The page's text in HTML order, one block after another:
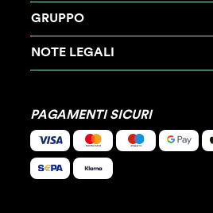
GRUPPO
NOTE LEGALI
PAGAMENTI SICURI